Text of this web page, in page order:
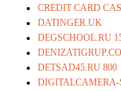
CREDIT CARD
DATINGER.UK
DEGSCHOOL.RU
DETSAD45.RU 800